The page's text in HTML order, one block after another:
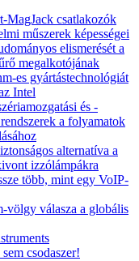
MagJack csatlakozók
műszerek képességei
elismerését a
megalkotójának
es gyártástechnológiát
Intel
és -
a folyamatok
alternatíva a
izzólámpákra
több, mint egy VoIP-
völgy válasza a globális
csodaszer!